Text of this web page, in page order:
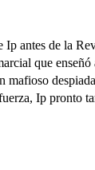
antes de la
que
mafioso
Ip pronto